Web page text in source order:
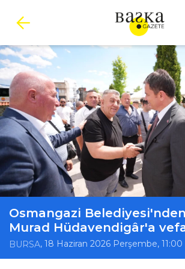
Osmangazi
Murad Hüdavendigâr'a
BURSA, 18 Haziran 2026 Perşembe, 11:00